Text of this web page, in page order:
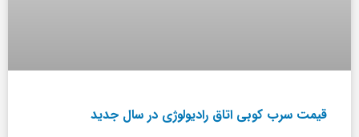
قیمت سرب کوبی اتاق رادیولوژی در سال جدید